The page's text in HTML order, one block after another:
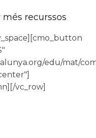
recurssos
edu/mat/
vc_row]